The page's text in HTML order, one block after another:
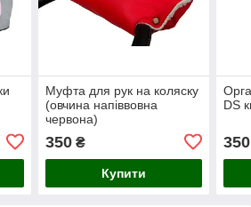
Муфта для рук на коляску
(овчина напіввовна
червона)
350₴
Купити
DS
350